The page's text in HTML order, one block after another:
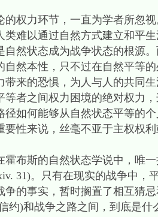
力环节，一直为学者所忽视
类难以通过自然方式建立和平
自然状态成为战争状态的根源
自然本性，只不过在自然平等
带来的恐惧，为人与人的共同
等者之间权力困境的绝对权力
如何能够从自然状态平等的
要性来说，丝毫不亚于主权权
斯的自然状态学说中，唯一
31)。只有在现实的战争中
争的事实，暂时搁置了相互猜
约)和战争之路之间，到底是什